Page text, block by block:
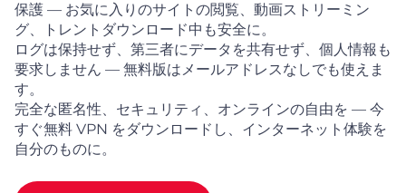
保護 — お気に入りのサイトの閲覧、動画ストリーミン
グ、トレントダウンロード中も安全に。
ログは保持せず、第三者にデータを共有せず、個人情報も
要求しません — 無料版はメールアドレスなしでも使えま
す。
完全な匿名性、セキュリティ、オンラインの自由を — 今
すぐ無料 VPN をダウンロードし、インターネット体験を
自分のものに。